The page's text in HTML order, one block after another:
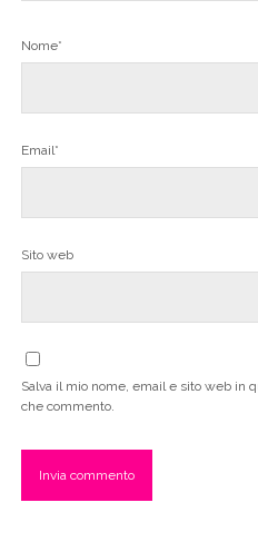
Nome*
Email*
Sito web
Salva il mio nome, email e sito web in
che commento.